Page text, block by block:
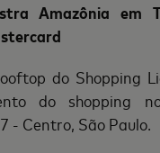
Amazônia em
do Shopping
do shopping
- Centro, São Paulo.